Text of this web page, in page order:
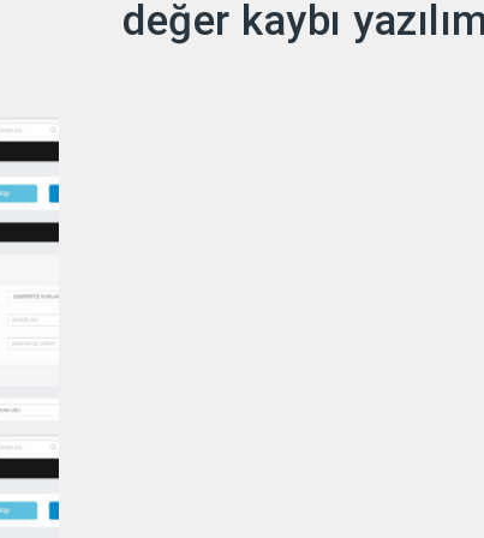
İçeriğe
geç
değer kaybı